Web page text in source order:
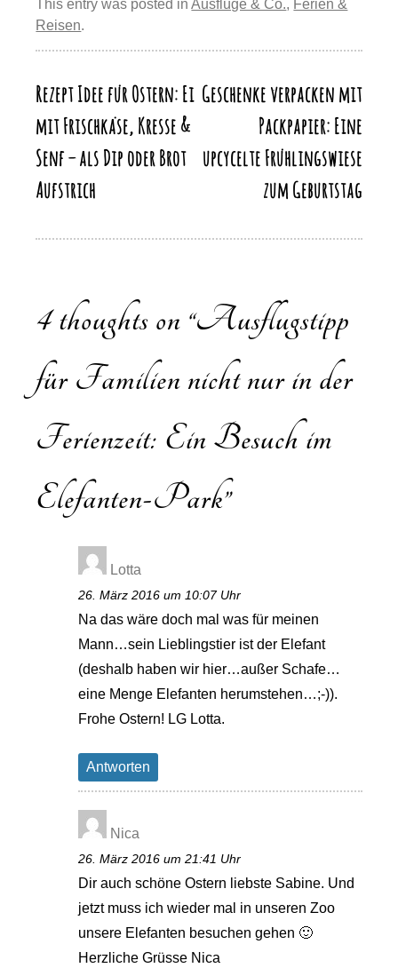
st
b
k
y
d
A a
y
Li
k
n
This entry was posted inAusflüge & Co., Ferien &
Reisen.
Beitragsnavigation
Rezept Idee für Ostern: Ei
mit Frischkäse, Kresse &
Senf – als Dip oder Brot
Aufstrich
Geschenke verpacken mit
Packpapier: Eine
upcycelte Frühlingswiese
zum Geburtstag
4 thoughts on “Ausflugstipp
für Familien nicht nur in der
Ferienzeit: Ein Besuch im
Elefanten-Park”
Lotta
26. März 2016 um 10:07 Uhr
Na das wäre doch mal was für meinen
Mann…sein Lieblingstier ist der Elefant
(deshalb haben wir hier…außer Schafe…
eine Menge Elefanten herumstehen…;-)).
Frohe Ostern! LG Lotta.
Antworten
Nica
26. März 2016 um 21:41 Uhr
Dir auch schöne Ostern liebste Sabine. Und
jetzt muss ich wieder mal in unseren Zoo
unsere Elefanten besuchen gehen 🙂
Herzliche Grüsse Nica